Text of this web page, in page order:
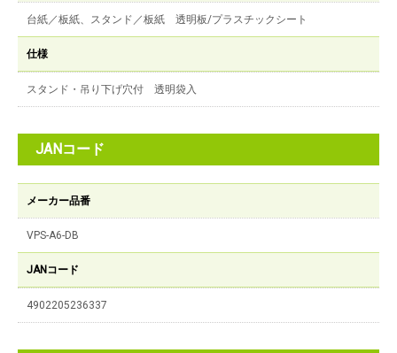
台紙／板紙、スタンド／板紙 透明板/プラスチックシート
仕様
スタンド・吊り下げ穴付 透明袋入
JANコード
メーカー品番
VPS-A6-DB
JANコード
4902205236337